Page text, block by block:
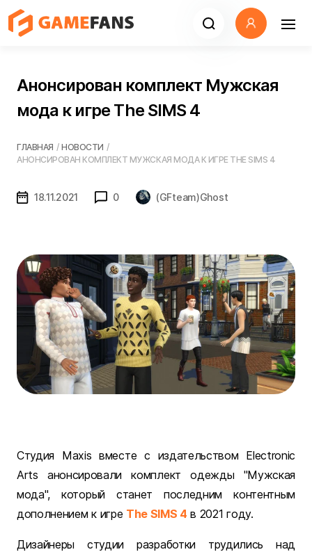
Анонсирован комплект Мужская
мода к игре The SIMS 4
ГЛАВНАЯ / НОВОСТИ /
АНОНСИРОВАН КОМПЛЕКТ МУЖСКАЯ МОДА К ИГРЕ THE SIMS 4
18.11.2021 0 (GFteam)Ghost
Студия Maxis вместе с издательством Electronic
Arts анонсировали комплект одежды "Мужская
мода", который станет последним контентным
дополнением к игре The SIMS 4 в 2021 году.
Дизайнеры студии разработки трудились над